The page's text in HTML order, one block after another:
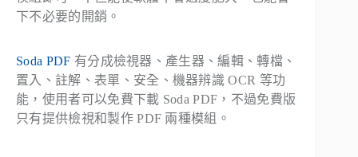
下不必要的開銷。
Soda PDF 有分成檢視器、產生器、編輯、轉檔、
置入、註解、表單、安全、機器辨識 OCR 等功
能，使用者可以免費下載 Soda PDF，不過免費版
只有提供檢視和製作 PDF 兩種模組。